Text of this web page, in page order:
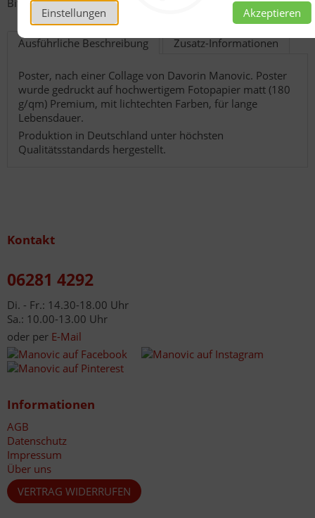
Einstellungen Akzeptieren
Bitte wählen Sie eine Variante.
Ausführliche Beschreibung Zusatz-Informationen
Poster, nach einer Collage von Davorin Manovic. Poster
wurde gedruckt auf hochwertigem Fotopapier matt (180
g/qm) Premium, mit lichtechten Farben, für lange
Lebensdauer.
Produktion in Deutschland unter höchsten
Qualitätsstandards hergestellt.
Kontakt
06281 4292
Di. - Fr.: 14.30-18.00 Uhr
Sa.: 10.00-13.00 Uhr
oder per E-Mail
Informationen
AGB
Datenschutz
Impressum
Über uns
VERTRAG WIDERRUFEN